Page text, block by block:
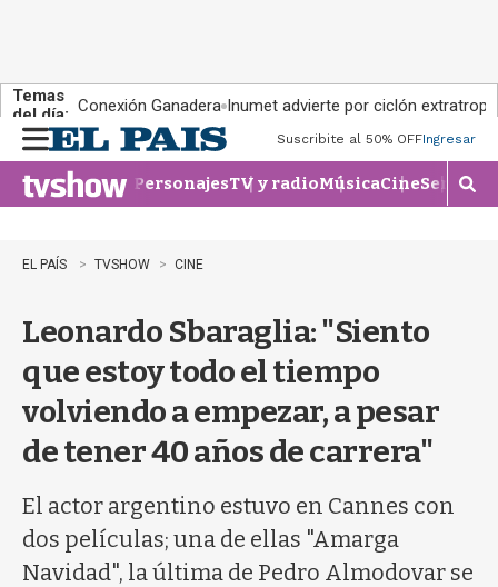
Temas
del día: Conexión Ganadera Inumet advierte por ciclón
n
u
Suscribite al 50% OFFIngresar
PersonajesTV y radioMúsicaCineSeries
M
o
EL PAÍS TVSHOW CINE
Leonardo Sbaraglia: "Siento
que estoy todo el tiempo
volviendo a empezar, a pesar
de tener 40 años de carrera"
El actor argentino estuvo en Cannes con
dos películas; una de ellas "Amarga
Navidad", la última de Pedro Almodovar se